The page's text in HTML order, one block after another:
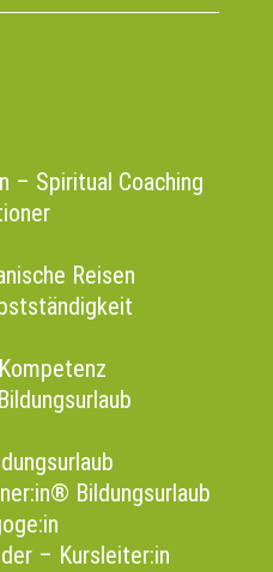
– Spiritual Coaching
Reisen
Bildungsurlaub
– Kursleiter:in